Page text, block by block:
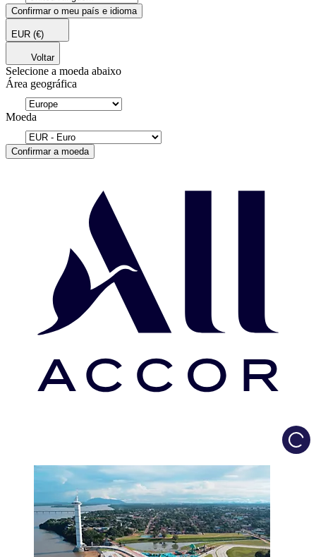
Confirmar o meu país e idioma
EUR (€)
Voltar
Selecione a moeda abaixo
Área geográfica
Moeda
Confirmar a moeda